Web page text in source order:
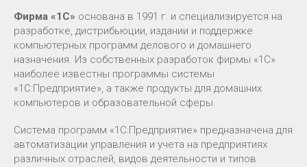
Фирма «1С» основана в 1991 г. и специализируется на
разработке, дистрибьюции, издании и поддержке
компьютерных программ делового и домашнего
назначения. Из собственных разработок фирмы «1С»
наиболее известны программы системы
«1С:Предприятие», а также продукты для домашних
компьютеров и образовательной сферы.
Система программ «1С:Предприятие» предназначена для
автоматизации управления и учета на предприятиях
различных отраслей, видов деятельности и типов